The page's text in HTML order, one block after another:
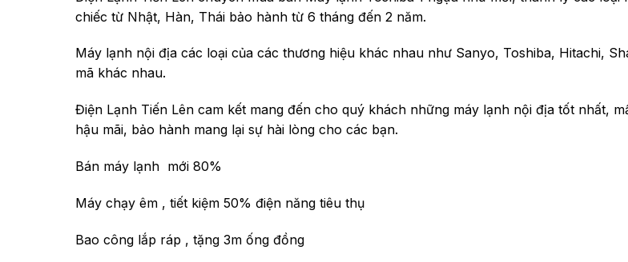
chiếc từ Nhật, Hàn, Thái bảo hành từ 6 tháng đến 2 năm.
Máy lạnh nội địa các loại của các thương hiệu khác nhau như Sanyo, Toshiba, Hitachi,
mã khác nhau.
Điện Lạnh Tiến Lên cam kết mang đến cho quý khách những máy lạnh nội địa tốt nhất,
hậu mãi, bảo hành mang lại sự hài lòng cho các bạn.
Bán máy lạnh mới 80%
Máy chạy êm , tiết kiệm 50% điện năng tiêu thụ
Bao công lắp ráp , tặng 3m ống đồng